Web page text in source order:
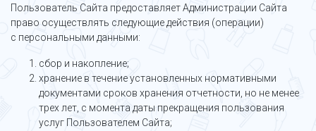
Пользователь Сайта предоставляет Администрации Сайта
право осуществлять следующие действия (операции)
с персональными данными:
сбор и накопление;
хранение в течение установленных нормативными
документами сроков хранения отчетности, но не менее
трех лет, с момента даты прекращения пользования
услуг Пользователем Сайта;